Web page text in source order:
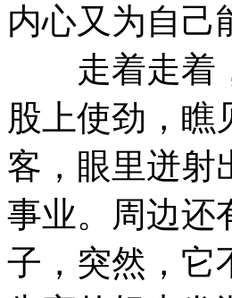
内心又为自己
走着走着，
股上使劲，瞧
客，眼里迸射
事业。周边还
子，突然，它